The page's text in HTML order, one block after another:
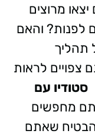
מרוצים
לפנות? והאם
תהליך
צפויים לראות
סטודיו עם
מחפשים
שאתם